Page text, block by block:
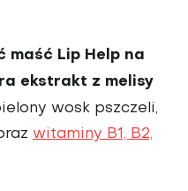
maść Lip Help na
ekstrakt z melisy
wosk pszczeli,
witaminy B1, B2,